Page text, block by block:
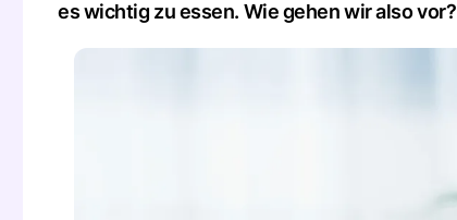
es wichtig zu essen. Wie gehen wir also vor?